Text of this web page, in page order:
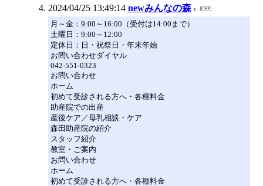
2024/04/25 13:49:14 newみんなの森
月～金：9:00～16:00（受付は14:00まで）
土曜日：9:00～12:00
定休日：日・祝祭日・年末年始
お問い合わせダイヤル
042-551-0323
お問い合わせ
ホーム
初めて受診される方へ・各種料金
助産院での出産
産後ケア／母乳相談・ケア
森田助産院の紹介
スタッフ紹介
教室・ご案内
お問い合わせ
ホーム
初めて受診される方へ・各種料金